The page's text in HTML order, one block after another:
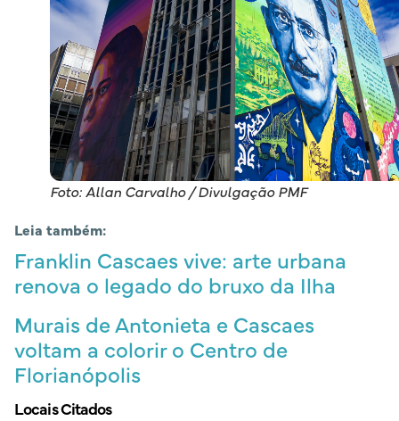
Foto: Allan Carvalho / Divulgação PMF
Leia também:
Franklin Cascaes vive: arte urbana
renova o legado do bruxo da Ilha
Murais de Antonieta e Cascaes
voltam a colorir o Centro de
Florianópolis
Locais Citados